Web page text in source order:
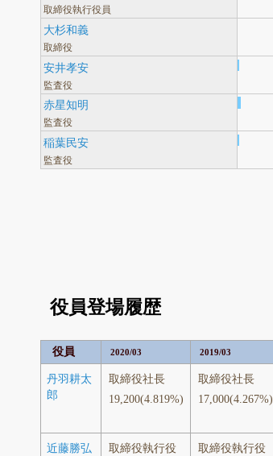
取締役執行役員
大杉和義
取締役
安井孝安
監査役
赤星知明
監査役
稲葉民安
監査役
役員登場履歴
役員 2020/03 2019/03
丹羽耕太
郎
取締役社長
19,200(4.819%)
取締役社長
17,000(4.267%)
近藤勝弘
取締役執行役
取締役執行役